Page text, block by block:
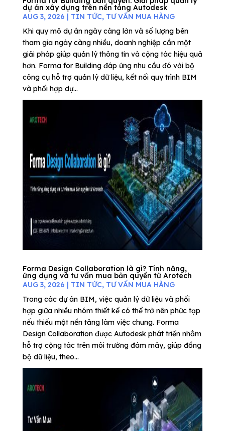
dự án xây dựng trên nền tảng Autodesk
AUG 3, 2026 | TIN TỨC, TƯ VẤN MUA HÀNG
Khi quy mô dự án ngày càng lớn và số lượng bên
tham gia ngày càng nhiều, doanh nghiệp cần một
giải pháp giúp quản lý thông tin và cộng tác hiệu quả
hơn. Forma for Building đáp ứng nhu cầu đó với bộ
công cụ hỗ trợ quản lý dữ liệu, kết nối quy trình BIM
và phối hợp dự...
Forma Design Collaboration là gì? Tính năng,
ứng dụng và tư vấn mua bản quyền từ Arotech
AUG 3, 2026 | TIN TỨC, TƯ VẤN MUA HÀNG
Trong các dự án BIM, việc quản lý dữ liệu và phối
hợp giữa nhiều nhóm thiết kế có thể trở nên phức tạp
nếu thiếu một nền tảng làm việc chung. Forma
Design Collaboration được Autodesk phát triển nhằm
hỗ trợ cộng tác trên môi trường đám mây, giúp đồng
bộ dữ liệu, theo...